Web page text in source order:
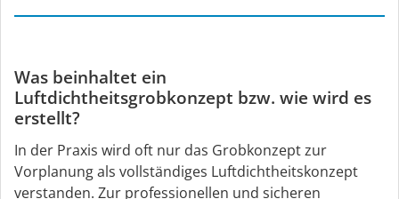
Was beinhaltet ein
Luftdichtheitsgrobkonzept bzw. wie wird es
erstellt?
In der Praxis wird oft nur das Grobkonzept zur
Vorplanung als vollständiges Luftdichtheitskonzept
verstanden. Zur professionellen und sicheren